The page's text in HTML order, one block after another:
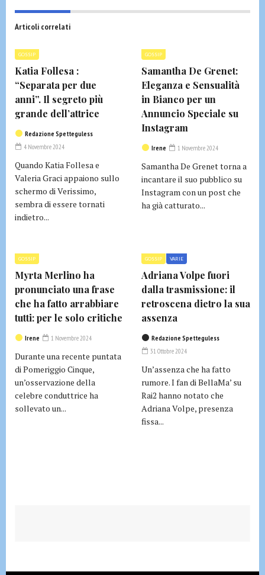
Articoli correlati
GOSSIP
Katia Follesa :
“Separata per due
anni”. Il segreto più
grande dell’attrice
Redazione Spetteguless
4 Novembre 2024
Quando Katia Follesa e
Valeria Graci appaiono sullo
schermo di Verissimo,
sembra di essere tornati
indietro...
GOSSIP
Samantha De Grenet:
Eleganza e Sensualità
in Bianco per un
Annuncio Speciale su
Instagram
Irene 1 Novembre 2024
Samantha De Grenet torna a
incantare il suo pubblico su
Instagram con un post che
ha già catturato...
GOSSIP
Myrta Merlino ha
pronunciato una frase
che ha fatto arrabbiare
tutti: per le solo critiche
Irene 1 Novembre 2024
Durante una recente puntata
di Pomeriggio Cinque,
un’osservazione della
celebre conduttrice ha
sollevato un...
GOSSIP VARIE
Adriana Volpe fuori
dalla trasmissione: il
retroscena dietro la sua
assenza
Redazione Spetteguless
31 Ottobre 2024
Un’assenza che ha fatto
rumore. I fan di BellaMa’ su
Rai2 hanno notato che
Adriana Volpe, presenza
fissa...